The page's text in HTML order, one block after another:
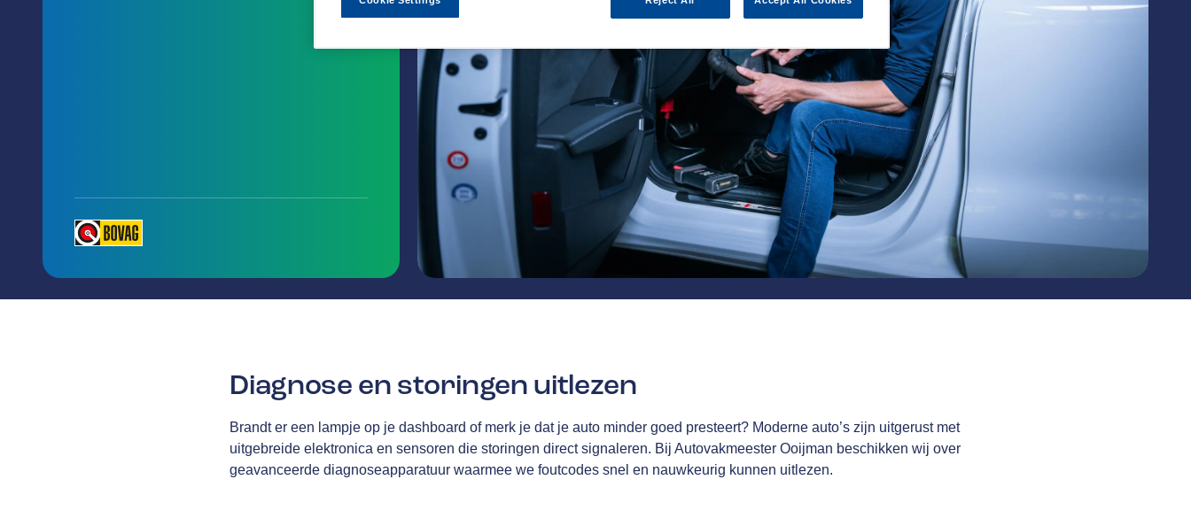
Diagnose en storingen uitlezen
Brandt er een lampje op je dashboard of merk je dat je auto minder goed presteert? Moderne auto’s zijn uitgerust met
uitgebreide elektronica en sensoren die storingen direct signaleren. Bij Autovakmeester Ooijman beschikken wij over
geavanceerde diagnoseapparatuur waarmee we foutcodes snel en nauwkeurig kunnen uitlezen.